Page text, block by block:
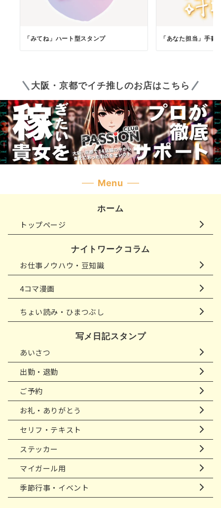
「みてね」ハート型スタンプ 「あなた担当」手書
大阪・京都でイチ推しのお店はこちら
Menu
ホーム
トップページ
ナイトワークコラム
お仕事ノウハウ・豆知識
4コマ漫画
ちょい読み・ひまつぶし
写メ日記スタンプ
あいさつ
出勤・退勤
ご予約
お礼・ありがとう
セリフ・テキスト
ステッカー
マイガール用
季節行事・イベント